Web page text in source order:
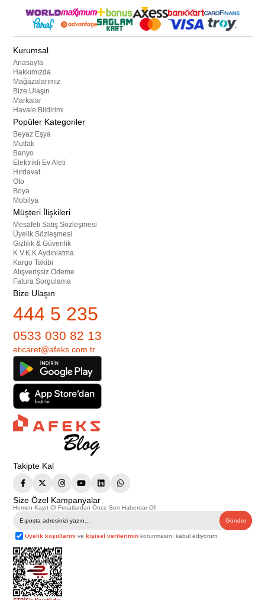
Kurumsal
Anasayfa
Hakkımızda
Mağazalarımız
Bize Ulaşın
Markalar
Havale Bildirimi
Popüler Kategoriler
Beyaz Eşya
Mutfak
Banyo
Elektrikli Ev Aleti
Hırdavat
Oto
Boya
Mobilya
Müşteri İlişkileri
Mesafeli Satış Sözleşmesi
Üyelik Sözleşmesi
Gizlilik & Güvenlik
K.V.K.K Aydınlatma
Kargo Takibi
Alışverişsiz Ödeme
Fatura Sorgulama
Bize Ulaşın
444 5 235
0533 030 82 13
eticaret@afeks.com.tr
Takipte Kal
Size Özel Kampanyalar
Hemen Kayıt Ol Fırsatlardan Önce Sen Haberdar Ol!
Gönder
Üyelik koşullarını vekişisel verilerimin korunmasını kabul ediyorum.